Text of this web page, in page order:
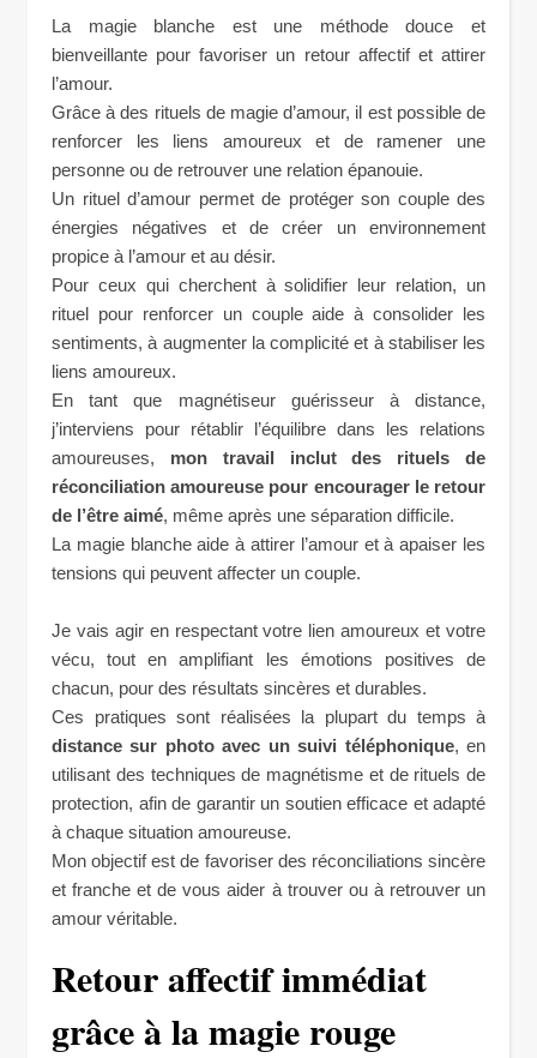
La magie blanche est une méthode douce et
bienveillante pour favoriser un retour affectif et attirer
l’amour.
Grâce à des rituels de magie d’amour, il est possible de
renforcer les liens amoureux et de ramener une
personne ou de retrouver une relation épanouie.
Un rituel d’amour permet de protéger son couple des
énergies négatives et de créer un environnement
propice à l’amour et au désir.
Pour ceux qui cherchent à solidifier leur relation, un
rituel pour renforcer un couple aide à consolider les
sentiments, à augmenter la complicité et à stabiliser les
liens amoureux.
En tant que magnétiseur guérisseur à distance,
j’interviens pour rétablir l’équilibre dans les relations
amoureuses, mon travail inclut des rituels de
réconciliation amoureuse pour encourager le retour
de l’être aimé, même après une séparation difficile.
La magie blanche aide à attirer l’amour et à apaiser les
tensions qui peuvent affecter un couple.
Je vais agir en respectant votre lien amoureux et votre
vécu, tout en amplifiant les émotions positives de
chacun, pour des résultats sincères et durables.
Ces pratiques sont réalisées la plupart du temps à
distance sur photo avec un suivi téléphonique, en
utilisant des techniques de magnétisme et de rituels de
protection, afin de garantir un soutien efficace et adapté
à chaque situation amoureuse.
Mon objectif est de favoriser des réconciliations sincère
et franche et de vous aider à trouver ou à retrouver un
amour véritable.
Retour affectif immédiat
grâce à la magie rouge